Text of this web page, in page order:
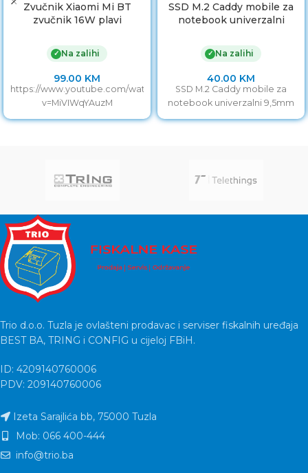
Zvučnik Xiaomi Mi BT
zvučnik 16W plavi
✓ Na zalihi
99.00 KM
https://www.youtube.com/watch?
v=MiVIWqYAuzM
SSD M.2 Caddy mobile za
notebook univerzalni
✓ Na zalihi
40.00 KM
SSD M.2 Caddy mobile za
notebook univerzalni 9,5mm
Trio d.o.o. Tuzla je ovlašteni prodavac i serviser fiskalnih uređaja
BEST BA, TRING i CONFIG u cijeloj FBiH.
ID: 4209140760006
PDV: 209140760006
Izeta Sarajlića bb, 75000 Tuzla
Mob: 066 400-444
info@trio.ba